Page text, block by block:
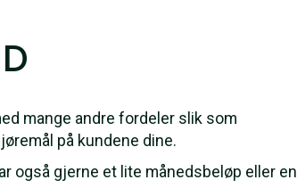
mange andre fordeler slik som
på kundene dine.
også gjerne et lite månedsbeløp eller en